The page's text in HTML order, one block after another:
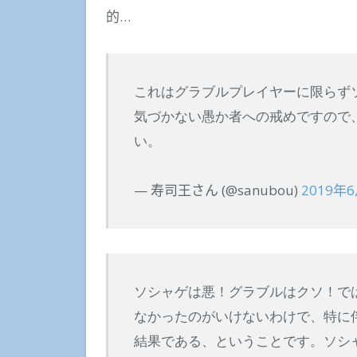
的…
これはグラブルプレイヤーに限ら
気づかない愚か者への戒めですの
い。
— 寿司王さん (@sanubou) 2019年
ソシャゲは悪！グラブルはクソ！
なかったのがいけないわけで、特
結果である、ということです。ソ